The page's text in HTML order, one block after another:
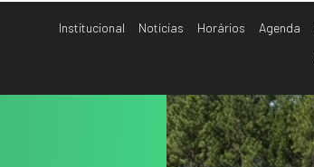
Institucional Notícias Horários Agenda